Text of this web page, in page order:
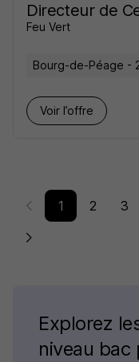
Directeur de
Feu Vert
Bourg-de-Péage -
Voir l’offre
1 2 3
Explorez
niveau bac